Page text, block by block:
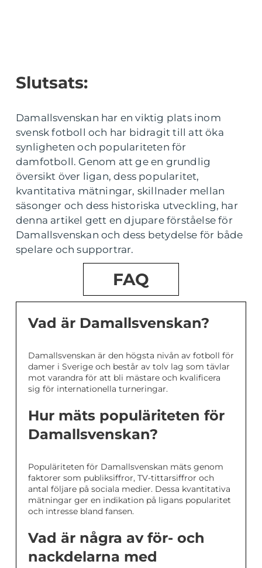
Slutsats:
Damallsvenskan har en viktig plats inom
svensk fotboll och har bidragit till att öka
synligheten och populariteten för
damfotboll. Genom att ge en grundlig
översikt över ligan, dess popularitet,
kvantitativa mätningar, skillnader mellan
säsonger och dess historiska utveckling, har
denna artikel gett en djupare förståelse för
Damallsvenskan och dess betydelse för både
spelare och supportrar.
FAQ
Vad är Damallsvenskan?
Damallsvenskan är den högsta nivån av fotboll för
damer i Sverige och består av tolv lag som tävlar
mot varandra för att bli mästare och kvalificera
sig för internationella turneringar.
Hur mäts populäriteten för
Damallsvenskan?
Populäriteten för Damallsvenskan mäts genom
faktorer som publiksiffror, TV-tittarsiffror och
antal följare på sociala medier. Dessa kvantitativa
mätningar ger en indikation på ligans popularitet
och intresse bland fansen.
Vad är några av för- och
nackdelarna med